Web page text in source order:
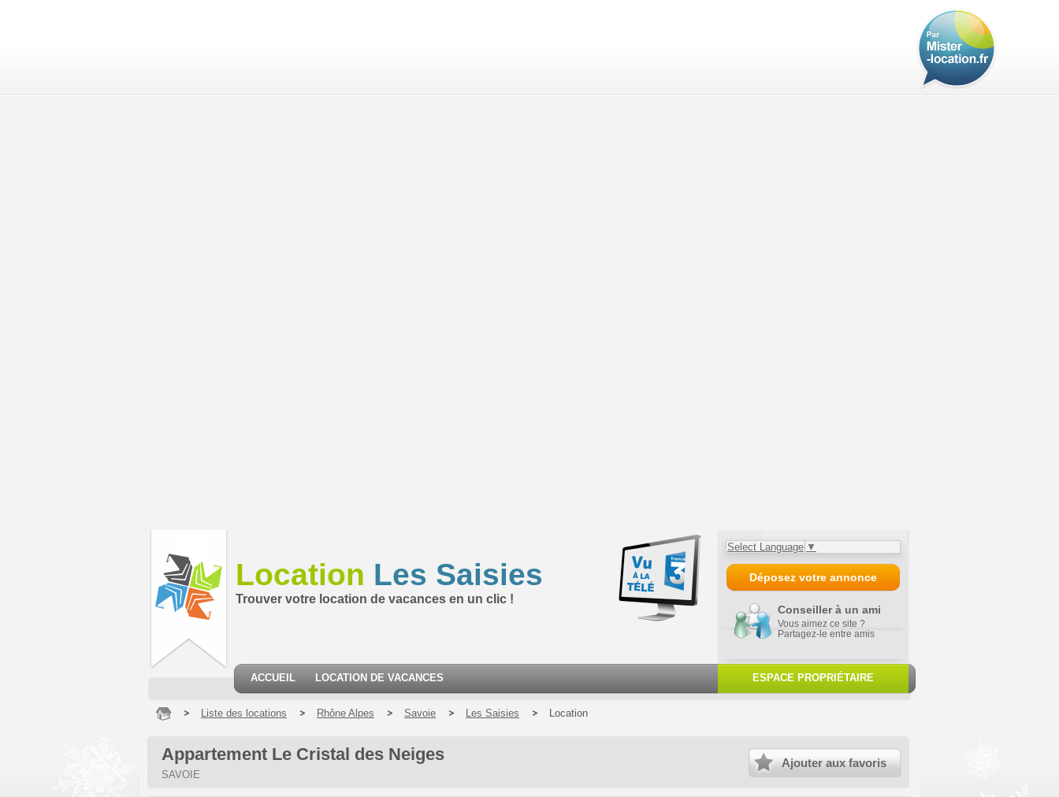
Location Les Saisies
Trouver votre location de vacances en un clic !
Select Language ▼
Déposez votre annonce
Conseiller à un ami
Vous aimez ce site ?
Partagez-le entre amis
ACCUEIL LOCATION DE VACANCES ESPACE PROPRIÉTAIRE
Liste des locations Rhône Alpes Savoie Les Saisies Location
Appartement Le Cristal des Neiges
SAVOIE
Ajouter aux favoris